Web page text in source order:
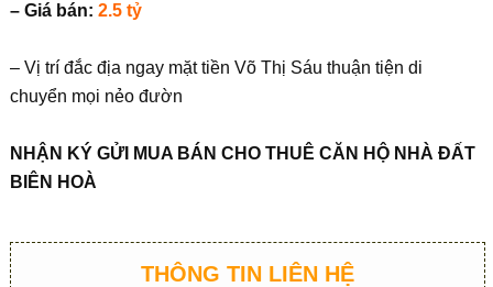
– Giá bán: 2.5 tỷ
– Vị trí đắc địa ngay mặt tiền Võ Thị Sáu thuận tiện di
chuyển mọi nẻo đườn
NHẬN KÝ GỬI MUA BÁN CHO THUÊ CĂN HỘ NHÀ ĐẤT
BIÊN HOÀ
THÔNG TIN LIÊN HỆ